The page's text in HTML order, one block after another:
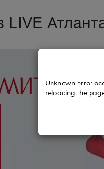
LIVE
Unknown error
reloading the